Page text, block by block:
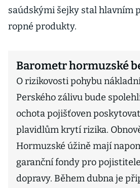
saúdskými šejky stal hlavním
ropné produkty.
Barometr hormuzské
O rizikovosti pohybu
Perského zálivu bude
ochota pojišťoven
plavidlům krytí rizika.
Hormuzské úžině mají
garanční fondy pro
dopravy. Během dubna je